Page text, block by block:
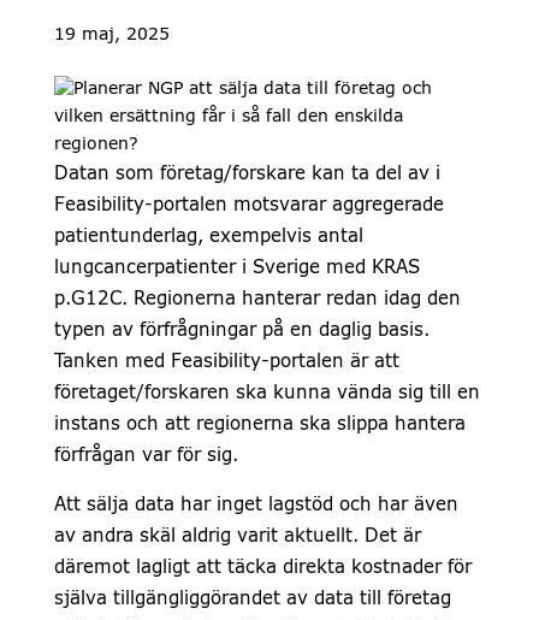
19 maj, 2025
Datan som företag/forskare kan ta del av i
Feasibility-portalen motsvarar aggregerade
patientunderlag, exempelvis antal
lungcancerpatienter i Sverige med KRAS
p.G12C. Regionerna hanterar redan idag den
typen av förfrågningar på en daglig basis.
Tanken med Feasibility-portalen är att
företaget/forskaren ska kunna vända sig till en
instans och att regionerna ska slippa hantera
förfrågan var för sig.
Att sälja data har inget lagstöd och har även
av andra skäl aldrig varit aktuellt. Det är
däremot lagligt att täcka direkta kostnader för
själva tillgängliggörandet av data till företag